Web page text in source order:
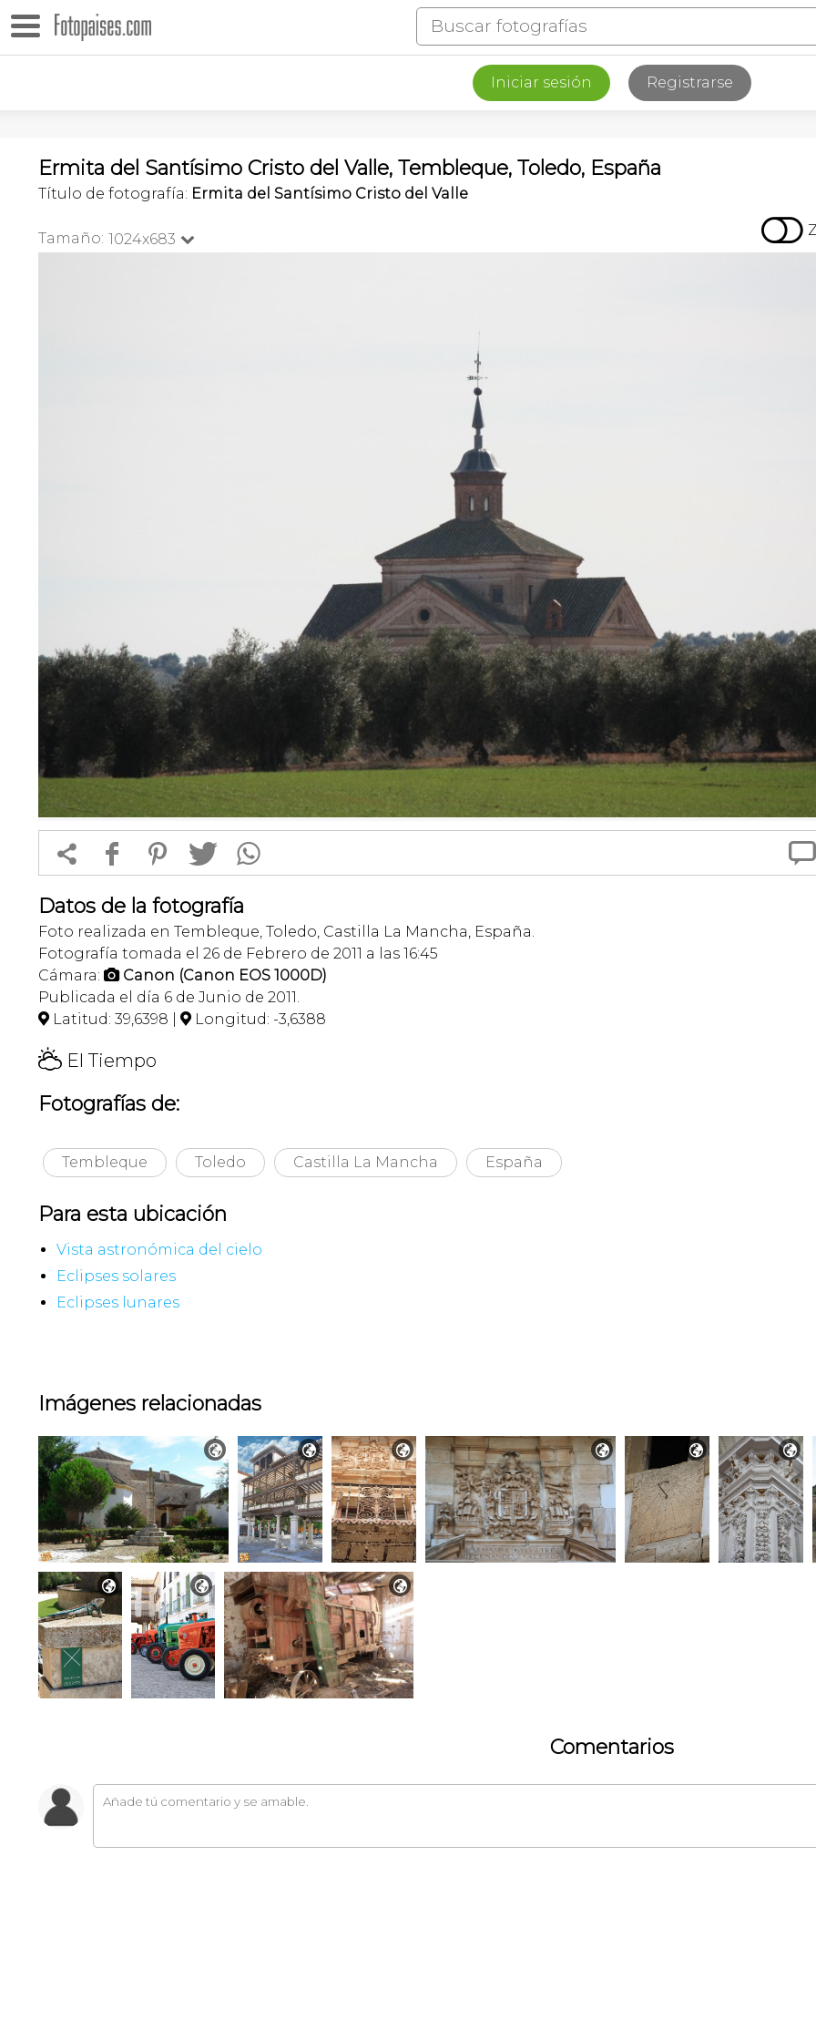
Iniciar sesión Registrarse
Ermita del Santísimo Cristo del Valle, Tembleque, Toledo, España
Título de fotografía: Ermita del Santísimo Cristo del Valle
Tamaño: 1024x683  
 f 1 T  
Datos de la fotografía
Foto realizada en Tembleque, Toledo, Castilla La Mancha, España.
Fotografía tomada el 26 de Febrero de 2011 a las 16:45
Cámara:  Canon (Canon EOS 1000D)
Publicada el día 6 de Junio de 2011.
 Latitud: 39,6398 |  Longitud: -3,6388
H El Tiempo
Fotografías de:
Tembleque Toledo Castilla La Mancha España
Para esta ubicación
Vista astronómica del cielo
Eclipses solares
Eclipses lunares
Imágenes relacionadas
     
  
Comentarios